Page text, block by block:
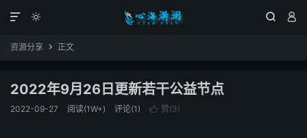
  

资源分享  正文
2022年9月26日更新若干公益节点
2022-09-27 阅读(1W+) 评论(1)  赞(3)